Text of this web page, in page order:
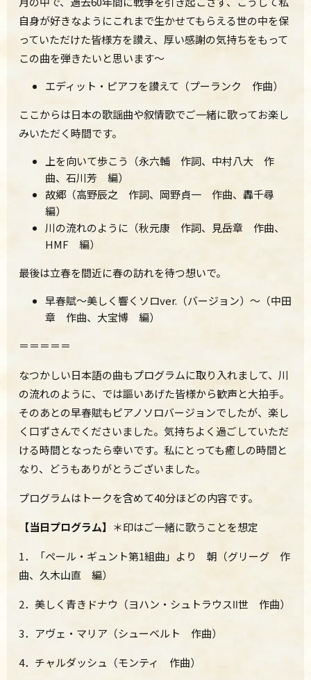
自身が好きなようにこれまで生かせてもらえる世の中を保
っていただけた皆様方を讃え、厚い感謝の気持ちをもって
この曲を弾きたいと思います～
エディット・ピアフを讃えて（プーランク 作曲）
ここからは日本の歌謡曲や叙情歌でご一緒に歌ってお楽し
みいただく時間です。
上を向いて歩こう（永六輔 作詞、中村八大 作
曲、石川芳 編）
故郷（高野辰之 作詞、岡野貞一 作曲、轟千尋
編）
川の流れのように（秋元康 作詞、見岳章 作曲、
HMF 編）
最後は立春を間近に春の訪れを待つ想いで。
早春賦～美しく響くソロver.（バージョン）～（中田
章 作曲、大宝博 編）
＝＝＝＝＝
なつかしい日本語の曲もプログラムに取り入れまして、川
の流れのように、では謳いあげた皆様から歓声と大拍手。
そのあとの早春賦もピアノソロバージョンでしたが、楽し
く口ずさんでくださいました。気持ちよく過ごしていただ
ける時間となったら幸いです。私にとっても癒しの時間と
なり、どうもありがとうございました。
プログラムはトークを含めて40分ほどの内容です。
【当日プログラム】 ＊印はご一緒に歌うことを想定
1．「ペール・ギュント第1組曲」より 朝（グリーグ 作
曲、久木山直 編）
2．美しく青きドナウ（ヨハン・シュトラウスⅡ世 作曲）
3．アヴェ・マリア（シューベルト 作曲）
4．チャルダッシュ（モンティ 作曲）